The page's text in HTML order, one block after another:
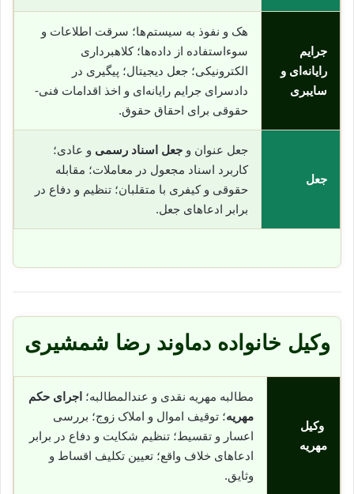
جرایم
رایانه‌ای و
سایبری
هک و نفوذ به سیستم‌ها؛ سرقت اطلاعات و
سوء‌استفاده از داده‌ها؛ کلاهبرداری
الکترونیکی؛ جعل دیجیتال؛ پیگیری در
دادسرای جرایم رایانه‌ای و اخذ اقدامات فنی-
حقوقی برای احقاق حقوق.
جعل
جعل عنوان و جعل اسناد رسمی و عادی؛
کاربرد اسناد مجعول در معاملات؛ مقابله
حقوقی و کیفری با متقلبان؛ تنظیم و دفاع در
برابر ادعاهای جعل.
وکیل خانواده دماوند رضا شمشیری
وکیل
مهریه
مطالبه مهریه نقدی و عندالمطالبه؛ اجرای حکم
مهریه؛ توقیف اموال و املاک زوج؛ بررسی
اعسار و تقسیط؛ تنظیم شکایت و دفاع در برابر
ادعاهای خلاف واقع؛ تعیین تکلیف اقساط و
وثایق.